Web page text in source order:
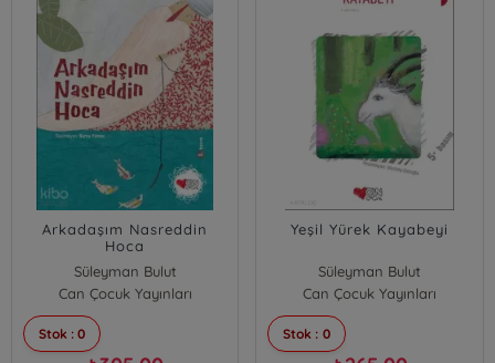
Arkadaşım Nasreddin
Hoca
Süleyman Bulut
Can Çocuk Yayınları
Stok : 0
Yeşil Yürek Kayabeyi
Süleyman Bulut
Can Çocuk Yayınları
Stok : 0